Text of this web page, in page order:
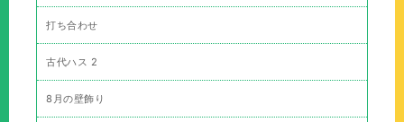
打ち合わせ
古代ハス 2
8月の壁飾り